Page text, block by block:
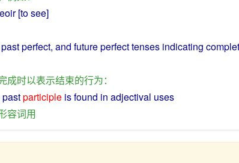
[tosee]
pastperfect, and futureperfecttenses indicating
成时以表示结束的行为：
pastparticiple is found in adjectival uses
容词用